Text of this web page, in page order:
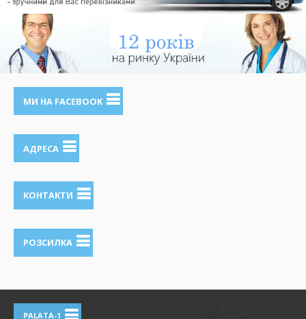
МИ НА FACEBOOK
АДРЕСА
КОНТАКТИ
РОЗСИЛКА
PALATA-1